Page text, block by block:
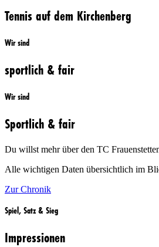
Tennis auf dem Kirchenberg
Wir sind
sportlich & fair
Wir sind
Sportlich & fair
Du willst mehr über den TC
Alle wichtigen Daten übersichtlich im
Zur Chronik
Spiel, Satz & Sieg
Impressionen